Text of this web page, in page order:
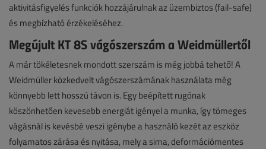
aktivitásfigyelés funkciók hozzájárulnak az üzembiztos (fail-safe)
és megbízható érzékeléséhez.
Megújult KT 8S vágószerszám a Weidmüllertől
A már tökéletesnek mondott szerszám is még jobbá tehető! A
Weidmüller közkedvelt vágószerszámának használata még
könnyebb lett hosszú távon is. Egy beépített rugónak
köszönhetően kevesebb energiát igényel a munka, így tömeges
vágásnál is kevésbé veszi igénybe a használó kezét az eszköz
folyamatos zárása és nyitása, mely a sima, deformációmentes